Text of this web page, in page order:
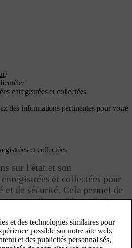
/
/
enregistrées et collectées
des informations pertinentes pour votre
et collectées
sur l'état et son
et collectées pour
et de sécurité. Cela permet de
des accidents de la